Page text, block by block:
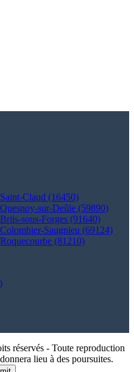
Claud (16450)
sur-Deûle (59890)
sous-Forges (91640)
Saugnieu (69124)
(81210)
réservés - Toute reproduction
lieu à des poursuites.